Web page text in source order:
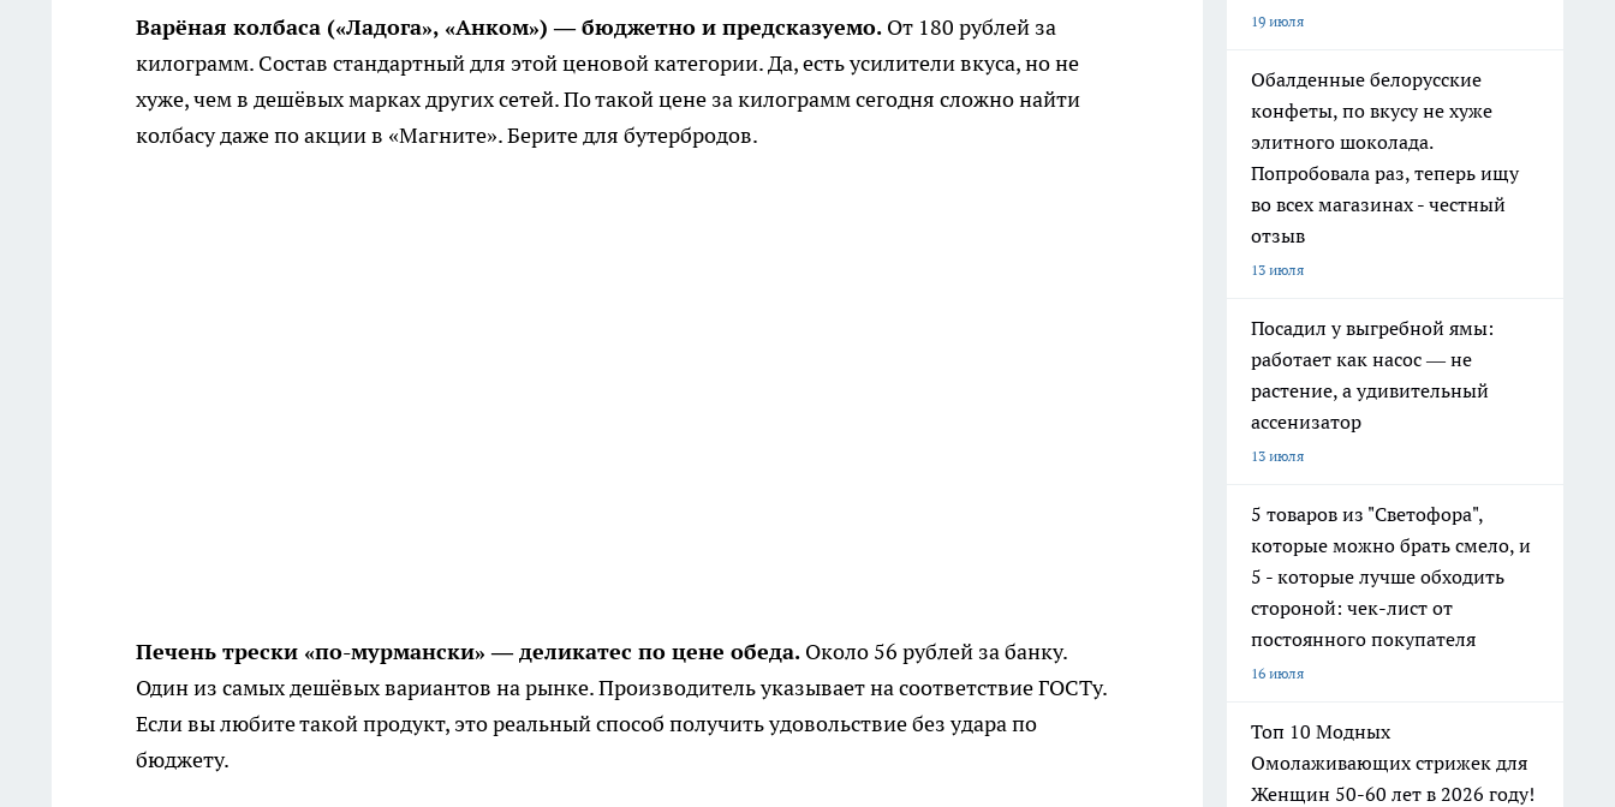
Варёная колбаса («Ладога», «Анком») — бюджетно и предсказуемо. От 180 рублей за
килограмм. Состав стандартный для этой ценовой категории. Да, есть усилители вкуса, но не
хуже, чем в дешёвых марках других сетей. По такой цене за килограмм сегодня сложно найти
колбасу даже по акции в «Магните». Берите для бутербродов.
Печень трески «по-мурмански» — деликатес по цене обеда. Около 56 рублей за банку.
Один из самых дешёвых вариантов на рынке. Производитель указывает на соответствие ГОСТу.
Если вы любите такой продукт, это реальный способ получить удовольствие без удара по
бюджету.
19 июля
Обалденные белорусские
конфеты, по вкусу не хуже
элитного шоколада.
Попробовала раз, теперь ищу
во всех магазинах - честный
отзыв
13 июля
Посадил у выгребной ямы:
работает как насос — не
растение, а удивительный
ассенизатор
13 июля
5 товаров из "Светофора",
которые можно брать смело, и
5 - которые лучше обходить
стороной: чек-лист от
постоянного покупателя
16 июля
Топ 10 Модных
Омолаживающих стрижек для
Женщин 50-60 лет в 2026 году!